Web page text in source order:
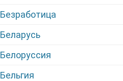
Безработица
Беларусь
Белоруссия
Бельгия